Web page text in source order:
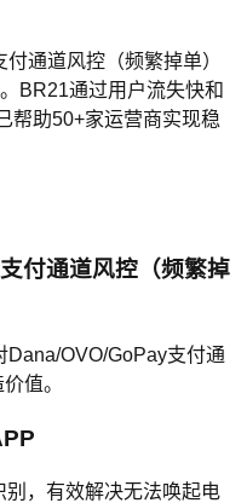
通道风控（频繁掉单）
BR21通过用户流失快和
帮助50+家运营商实现稳
付通道风控（频繁掉
OVO/GoPay支付通
值。
，有效解决无法唤起电